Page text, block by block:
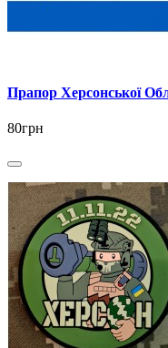
Прапор Херсонської
80грн